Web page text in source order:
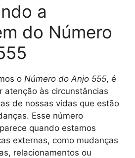
a
do Número
o Número do Anjo 555, é
atenção às circunstâncias
de nossas vidas que estão
Esse número
quando estamos
externas, como mudanças
relacionamentos ou